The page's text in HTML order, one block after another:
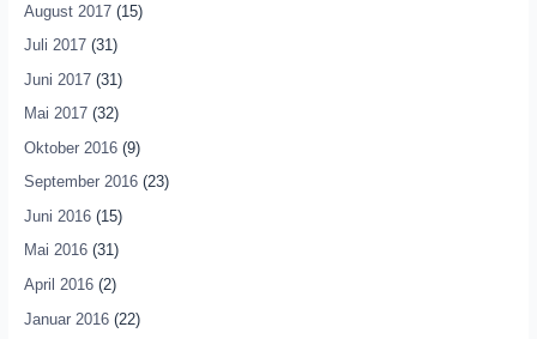
August 2017(15)
Juli 2017(31)
Juni 2017(31)
Mai 2017(32)
Oktober 2016(9)
September 2016(23)
Juni 2016(15)
Mai 2016(31)
April 2016(2)
Januar 2016(22)